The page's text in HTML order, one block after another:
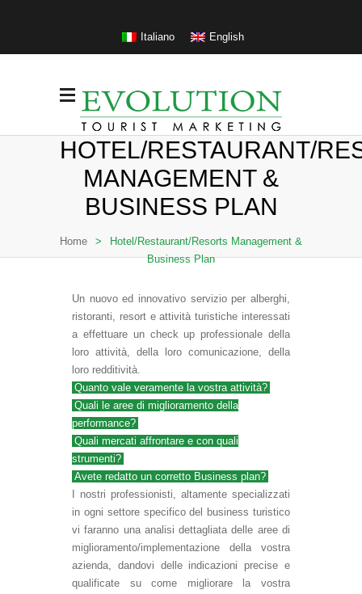
Italiano English
HOTEL/RESTAURANT/
MANAGEMENT &
BUSINESS PLAN
Home >
Hotel/Restaurant/Resorts Management &
Business Plan
Un nuovo ed innovativo servizio per alberghi,
ristoranti, resort e attività turistiche interessati
a effettuare un check up professionale della
loro attività, della loro comunicazione, della
loro redditività.
Quanto vale veramente la vostra attività?
Quali le aree di miglioramento della
performance?
Quali mercati affrontare e con quali
strumenti?
Avete redatto un corretto Business plan?
I nostri professionisti, altamente specializzati
in ogni settore specifico del business turistico
vi faranno una analisi dettagliata delle aree di
miglioramento/implementazione della vostra
azienda, dandovi delle indicazioni precise e
qualificate su come migliorare la vostra